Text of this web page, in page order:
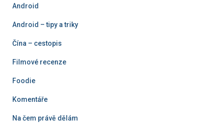
Android
Android – tipy a triky
Čína – cestopis
Filmové recenze
Foodie
Komentáře
Na čem právě dělám